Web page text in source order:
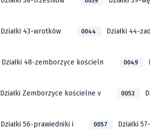
Działki 43-wrotków 0044 Działki 44-
Działki 48-zemborzyce kościeln 0049
Działki Zemborzyce kościelne v 0053
Działki 56-prawiedniki i 0057 Działki